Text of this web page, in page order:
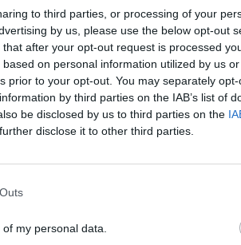
to third parties, or processing of your
by us, please use the below opt-out
after your opt-out request is processed
on personal information utilized by us
prior to your opt-out. You may separately
by third parties on the IAB’s list of
be disclosed by us to third parties on the
disclose it to other third parties.
my personal data.
un fallimento dei
alcuni funzionari
significa che ci sono
riflettere sul da farsi
"Apprezziamo gli sforzi
nonché quelli
Steve Witkoff per
ha voluto
Ron Dermer e con il
di uno degli yacht di